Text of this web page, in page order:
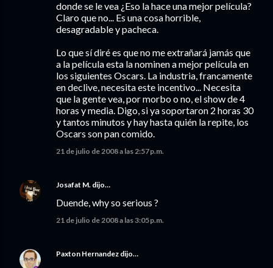
donde se le vea ¿Eso la hace una mejor película?
Claro que no... Es una cosa horrible,
desagradable y pacheca.
Lo que sí diré es que no me extrañará jamás que
a la película esta la nominen a mejor película en
los siguientes Oscars. La industria, francamente
en declive, necesita este incentivo... Necesita
que la gente vea, por morbo o no, el show de 4
horas y media. Digo, si ya soportaron 2 horas 30
y tantos minutos y hay hasta quién la repite, los
Oscars son pan comido.
21 de julio de 2008 a las 2:57 p.m.
Josafat M. dijo…
Duende, why so serious ?
21 de julio de 2008 a las 3:05 p.m.
Paxton Hernandez dijo…